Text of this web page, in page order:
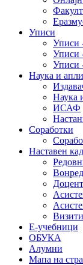
Уписи
Уписи
Уписи
Уписи
Наука и
Наука
ИСАФ
Соработки
Наставен
Е-учебници
ОБУКА
Алумни
Мапа на